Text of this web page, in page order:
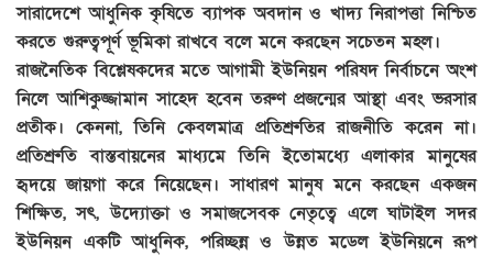
সারাদেশে আধুনিক কৃষিতে ব্যাপক অবদান ও খাদ্য নিরাপত্তা নিশ্চিত
করতে গুরুত্বপূর্ণ ভূমিকা রাখবে বলে মনে করছেন সচেতন মহল।
রাজনৈতিক বিশ্লেষকদের মতে আগামী ইউনিয়ন পরিষদ নির্বাচনে অংশ
নিলে আশিকুজ্জামান সাহেদ হবেন তরুণ প্রজন্মের আস্থা এবং ভরসার
প্রতীক। কেননা, তিনি কেবলমাত্র প্রতিশ্রুতির রাজনীতি করেন না।
প্রতিশ্রুতি বাস্তবায়নের মাধ্যমে তিনি ইতোমধ্যে এলাকার মানুষের
হৃদয়ে জায়গা করে নিয়েছেন। সাধারণ মানুষ মনে করছেন একজন
শিক্ষিত, সৎ, উদ্যোক্তা ও সমাজসেবক নেতৃত্বে এলে ঘাটাইল সদর
ইউনিয়ন একটি আধুনিক, পরিচ্ছন্ন ও উন্নত মডেল ইউনিয়নে রূপ